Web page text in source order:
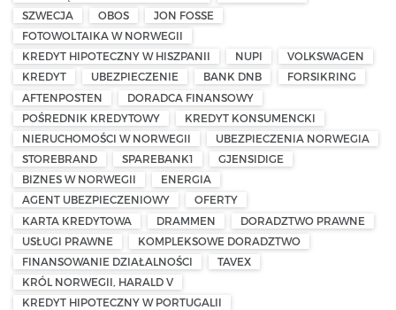
SZWECJA
OBOS
JON FOSSE
FOTOWOLTAIKA W NORWEGII
KREDYT HIPOTECZNY W HISZPANII
NUPI
VOLKSWAGEN
KREDYT
UBEZPIECZENIE BANK DNB
FORSIKRING
AFTENPOSTEN
DORADCA FINANSOWY
POŚREDNIK KREDYTOWY
KREDYT KONSUMENCKI
NIERUCHOMOŚCI W NORWEGII
UBEZPIECZENIA NORWEGIA
STOREBRAND
SPAREBANK1
GJENSIDIGE
BIZNES W NORWEGII
ENERGIA
AGENT UBEZPIECZENIOWY
OFERTY
KARTA KREDYTOWA
DRAMMEN
DORADZTWO PRAWNE
USŁUGI PRAWNE
KOMPLEKSOWE DORADZTWO
FINANSOWANIE DZIAŁALNOŚCI
TAVEX
KRÓL NORWEGII, HARALD V
KREDYT HIPOTECZNY W PORTUGALII